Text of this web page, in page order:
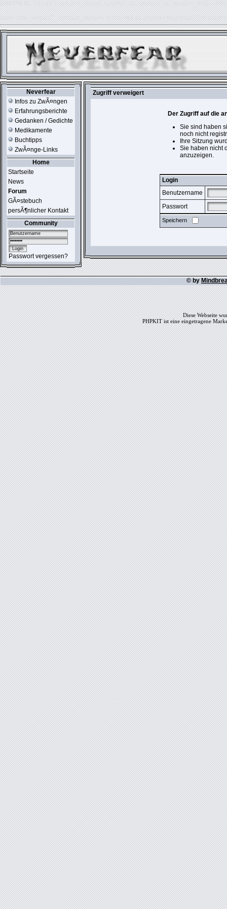
ERROR IN:SELECT session_userid, session_url, session_ip, session_expire
table './usr_web212_1/phpkit_session' is marked as crashed and should be
Neverfear
Infos zu ZwÃ¤ngen
Erfahrungsberichte
Gedanken / Gedichte
Medikamente
Buchtipps
ZwÃ¤nge-Links
Home
Startseite
News
Forum
GÃ¤stebuch
persÃ¶nlicher Kontakt
Community
Passwort vergessen?
Zugriff verweigert
Der Zugriff auf die
Sie sind haben
noch nicht
Ihre Sitzung
Sie haben nicht
anzuzeigen.
Login
Benutzername
Passwort
Speichern
© by
Diese Webseite
PHPKIT ist eine eingetragene